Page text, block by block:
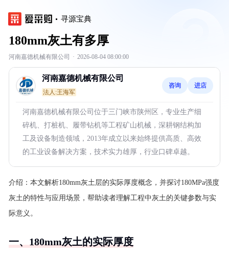
寻源宝典
180mm灰土有多厚
河南嘉德机械有限公司 · 2026-08-04 08:00:00
河南嘉德机械有限公司
法人:王海军
咨询 进店
河南嘉德机械有限公司位于三门峡市陕州区，专业生产细
碎机、打桩机、履带钻机等工程矿山机械，深耕钢结构加
工及设备制造领域，2013年成立以来始终提供高质、高效
的工业设备解决方案，技术实力雄厚，行业口碑卓越。
介绍： 本文解析180mm灰土层的实际厚度概念，并探讨180MPa强度
灰土的特性与应用场景，帮助读者理解工程中灰土的关键参数与实
际意义。
一、180mm灰土的实际厚度